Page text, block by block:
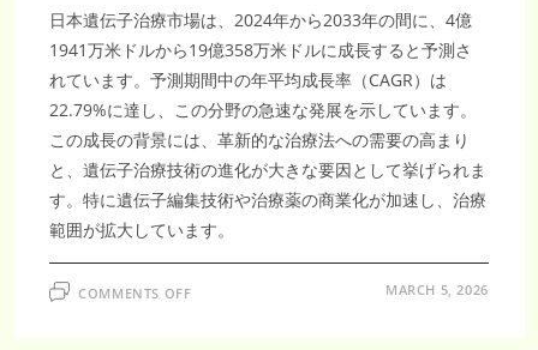
日本遺伝子治療市場は、2024年から2033年の間に、4億
1941万米ドルから19億358万米ドルに成長すると予測さ
れています。予測期間中の年平均成長率（CAGR）は
22.79%に達し、この分野の急速な発展を示しています。
この成長の背景には、革新的な治療法への需要の高まり
と、遺伝子治療技術の進化が大きな要因として挙げられま
す。特に遺伝子編集技術や治療薬の商業化が加速し、治療
範囲が拡大しています。
COMMENTS OFFON MARCH 5, 2026